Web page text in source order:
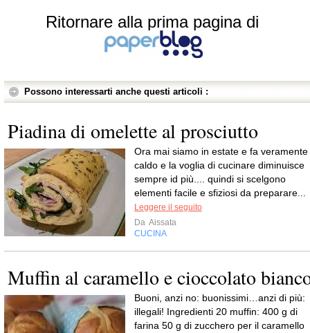
Ritornare alla prima pagina di
Possono interessarti anche questi articoli :
Piadina di omelette al prosciutto
Ora mai siamo in estate e fa veramente
caldo e la voglia di cucinare diminuisce
sempre id più.... quindi si scelgono
elementi facile e sfiziosi da preparare...
Leggere il seguito
Da Aissata
CUCINA
Muffin al caramello e cioccolato
Buoni, anzi no: buonissimi…anzi di più:
illegali! Ingredienti 20 muffin: 400 g di
farina 50 g di zucchero per il caramello